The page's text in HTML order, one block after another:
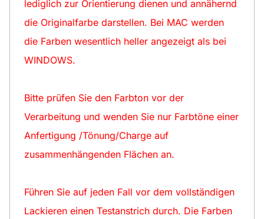
lediglich zur Orientierung dienen und annähernd
die Originalfarbe darstellen. Bei MAC werden
die Farben wesentlich heller angezeigt als bei
WINDOWS.
Bitte prüfen Sie den Farbton vor der
Verarbeitung und wenden Sie nur Farbtöne einer
Anfertigung /Tönung/Charge auf
zusammenhängenden Flächen an.
Führen Sie auf jeden Fall vor dem vollständigen
Lackieren einen Testanstrich durch. Die Farben